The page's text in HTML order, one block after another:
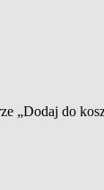
„Dodaj do